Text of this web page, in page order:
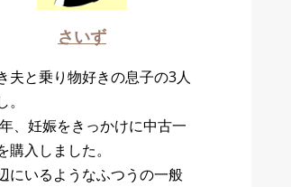
さいず
夫と乗り物好きの息子の3人
、妊娠をきっかけに中古一
購入しました。
にいるようなふつうの一般